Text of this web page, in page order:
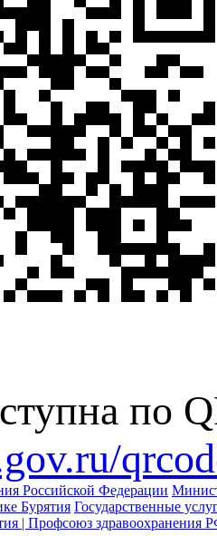
по
Российской Федерации
Бурятия Государственные
| Профсоюз здравоохранения